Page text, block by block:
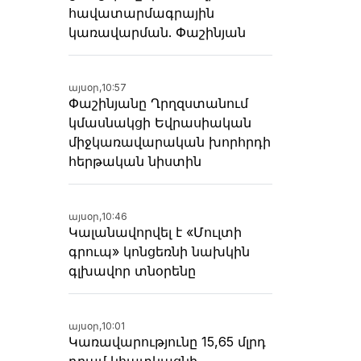
հավատարմագրային
կառավարման. Փաշինյան
այսօր,10:57
Փաշինյանը Ղրղզստանում
կմասնակցի Եվրասիական
միջկառավարական խորհրդի
հերթական նիստին
այսօր,10:46
Կալանավորվել է «Մուլտի
գրուպ» կոնցեռնի նախկին
գլխավոր տնօրենը
այսօր,10:01
Կառավարությունը 15,65 մլրդ